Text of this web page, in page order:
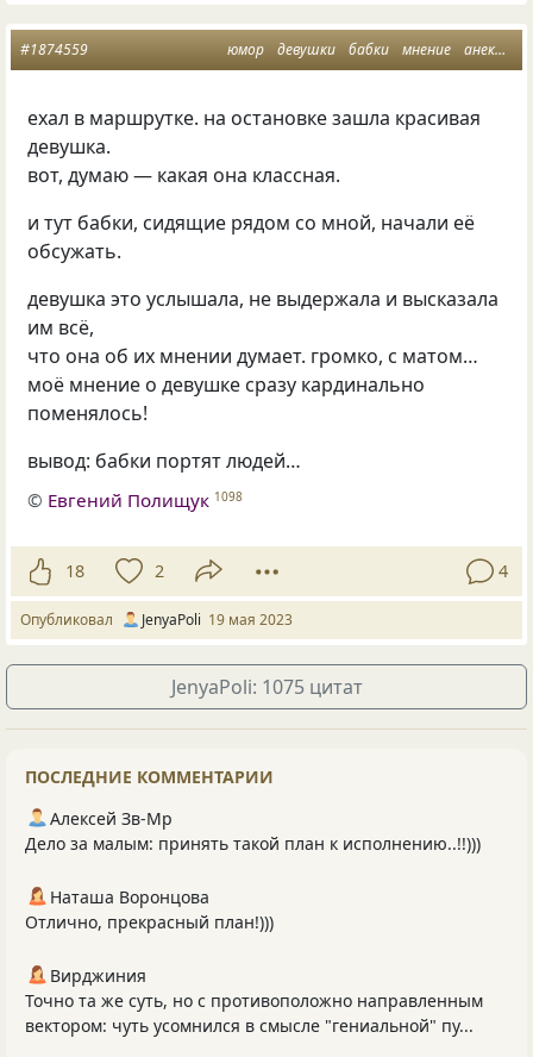
юмор девушки бабки мнение анекдот
#1874559
ехал в маршрутке. на остановке зашла красивая
девушка.
вот, думаю — какая она классная.
и тут бабки, сидящие рядом со мной, начали её
обсужать.
девушка это услышала, не выдержала и высказала
им всё,
что она об их мнении думает. громко, с матом…
моё мнение о девушке сразу кардинально
поменялось!
вывод: бабки портят людей…
© Евгений Полищук 1098
18 2 4
Опубликовал JenyaPoli 19 мая 2023
JenyaPoli: 1075 цитат
ПОСЛЕДНИЕ КОММЕНТАРИИ
Алексей Зв-Mp
Дело за малым: принять такой план к исполнению..!!)))
Наташа Воронцова
Отлично, прекрасный план!)))
Вирджиния
Точно та же суть, но с противоположно направленным
вектором: чуть усомнился в смысле "гениальной" пу...